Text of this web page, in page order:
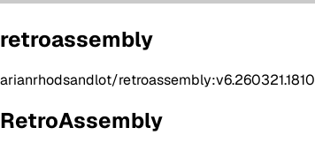
retroassembly
arianrhodsandlot/retroassembly:v6.260321.1810
RetroAssembly